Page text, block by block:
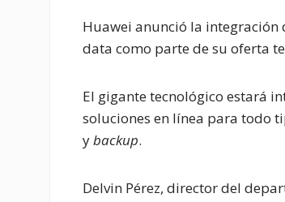
Huawei anunció la integración
data como parte de su oferta
El gigante tecnológico estará
soluciones en línea para todo
ybackup.
Delvin Pérez, director del